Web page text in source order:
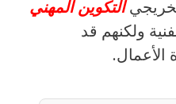
التكوين المهني
ولكنهم قد
الأعمال.